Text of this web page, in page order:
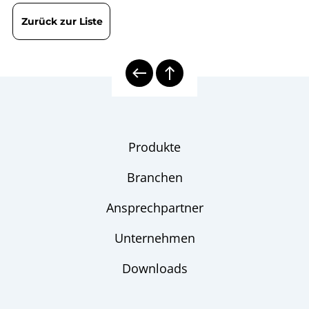
Zurück zur Liste
Produkte
Branchen
Ansprechpartner
Unternehmen
Downloads